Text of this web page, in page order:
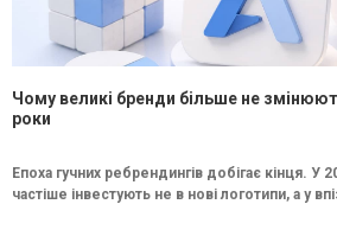
Чому великі бренди більше не
роки
Епоха гучних ребрендингів добігає кінця. У
частіше інвестують не в нові логотипи, а у